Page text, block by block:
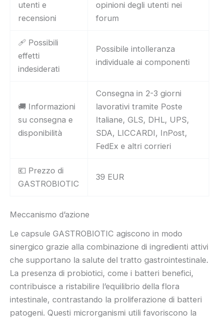
utenti e
recensioni
opinioni degli utenti nei
forum
🩹 Possibili
effetti
indesiderati
Possibile intolleranza
individuale ai componenti
🚚 Informazioni
su consegna e
disponibilità
Consegna in 2-3 giorni
lavorativi tramite Poste
Italiane, GLS, DHL, UPS,
SDA, LICCARDI, InPost,
FedEx e altri corrieri
💶 Prezzo di
GASTROBIOTIC
39 EUR
Meccanismo d’azione
Le capsule GASTROBIOTIC agiscono in modo
sinergico grazie alla combinazione di ingredienti attivi
che supportano la salute del tratto gastrointestinale.
La presenza di probiotici, come i batteri benefici,
contribuisce a ristabilire l’equilibrio della flora
intestinale, contrastando la proliferazione di batteri
patogeni. Questi microrganismi utili favoriscono la